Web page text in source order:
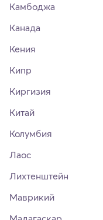
Камбоджа
Канада
Кения
Кипр
Киргизия
Китай
Колумбия
Лаос
Лихтенштейн
Маврикий